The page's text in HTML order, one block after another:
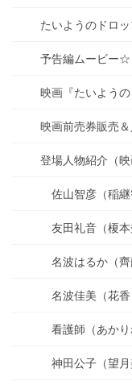
たいようのドロ
予告編ムービー☆
映画『たいよう
映画前売券販売
登場人物紹介（
佐山智彦（稲継
友田礼音（榎本
名波はるか（齊
名波佳美（花香
看護師（あかり
神田公子（望月